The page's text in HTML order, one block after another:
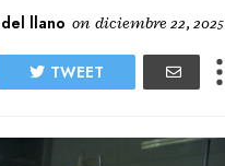
llano on diciembre 22, 2025
TWEET